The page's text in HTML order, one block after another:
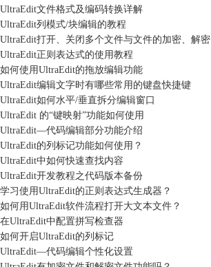
UltraEdit文件格式及编码转换详解
UltraEdit列模式/块编辑的教程
UltraEdit打开、关闭多个文件与文件的加密、解密
UltraEdit正则表达式的使用教程
如何使用UltraEdit的拖放编辑功能
UltraEdit编辑文字时有哪些常用的键盘快捷键
UltraEdit如何水平/垂直拆分编辑窗口
UltraEdit 的“键映射”功能如何使用
UltraEdit—代码编辑部分功能介绍
UltraEdit的列标记功能如何使用？
UltraEdit中如何快速查找内容
UltraEdit开发教程之代码版本备份
学习使用UltraEdit的正则表达式生成器？
如何用UltraEdit软件流程打开大文本文件？
在UltraEdit中配置拼写检查器
如何开启UltraEdit的列标记
UltraEdit—代码编辑个性化设置